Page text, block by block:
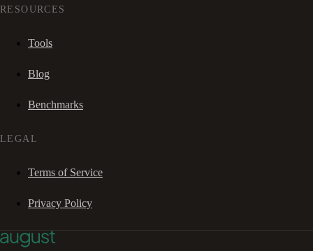
RESOURCES
Tools
Blog
Benchmarks
LEGAL
Terms of Service
Privacy Policy